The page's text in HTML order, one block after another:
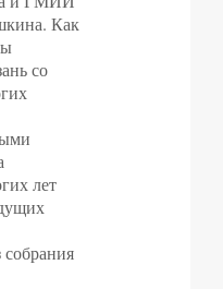
Как
со
лет
собрания